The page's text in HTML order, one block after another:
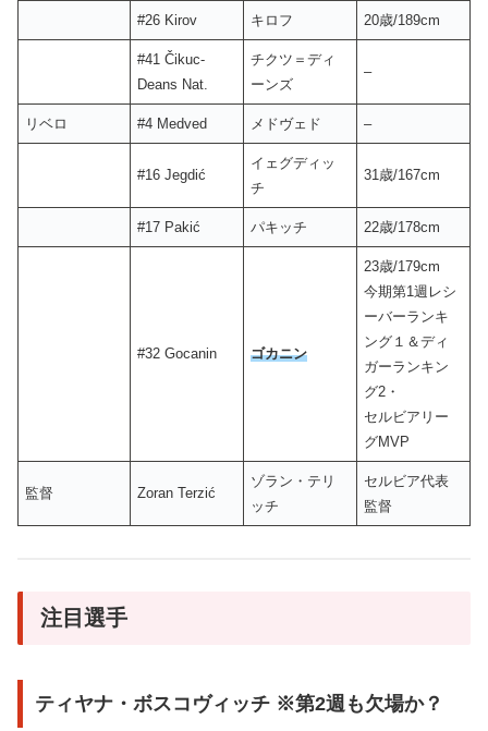
#26 Kirov キロフ 20歳/189cm
#41 Čikuc-
Deans Nat.
チクツ＝ディ
ーンズ
–
リベロ #4 Medved メドヴェド –
#16 Jegdić
イェグディッ
チ
31歳/167cm
#17 Pakić パキッチ 22歳/178cm
#32 Gocanin ゴカニン
23歳/179cm
今期第1週レシ
ーバーランキ
ング１＆ディ
ガーランキン
グ2・
セルビアリー
グMVP
監督 Zoran Terzić
ゾラン・テリ
ッチ
セルビア代表
監督
注目選手
ティヤナ・ボスコヴィッチ ※第2週も欠場か？